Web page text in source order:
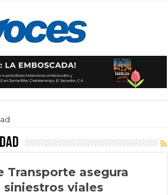
Transporte asegura
viales